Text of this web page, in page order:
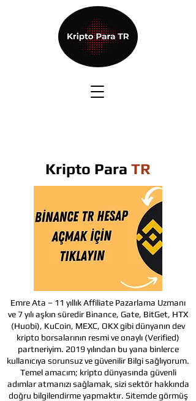
Kripto Para TR
Emre Ata – 11 yıllık Affiliate Pazarlama Uzmanı
ve 7 yılı aşkın süredir Binance, Gate, BitGet, HTX
(Huobi), KuCoin, MEXC, OKX gibi dünyanın dev
kripto borsalarının resmi ve onaylı (Verified)
partneriyim. 2019 yılından bu yana binlerce
kullanıcıya sorunsuz ve güvenilir Bilgi sağlıyorum.
Temel amacım; kripto dünyasında güvenli
adımlar atmanızı sağlamak, sizi sektör hakkında
doğru bilgilendirme yapmaktır. Sitemde görmüş